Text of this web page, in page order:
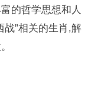
的哲学思想和人
战”相关的生肖,解